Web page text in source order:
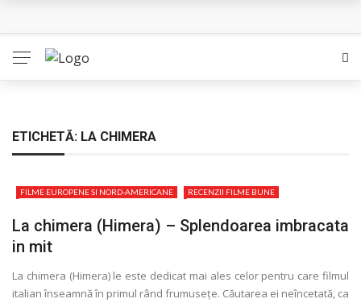
Bolla – O iubire interzisa din Pristina
Indragostitii de Franz K. – Justitiarii literaturii
ETICHETĂ: LA CHIMERA
FILME EUROPENE SI NORD-AMERICANE RECENZII FILME BUNE
La chimera (Himera) – Splendoarea imbracata
in mit
La chimera (Himera) le este dedicat mai ales celor pentru care filmul
italian înseamnă în primul rând frumusețe. Căutarea ei neîncetată, ca